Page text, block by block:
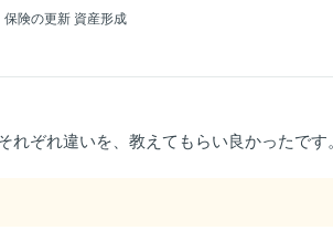
保険の更新 資産形成
ぞれ違いを、教えてもらい良かったです